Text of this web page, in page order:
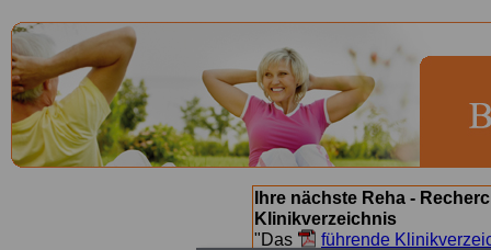
Ihre nächste Reha -
Klinikverzeichnis
"Das
führende